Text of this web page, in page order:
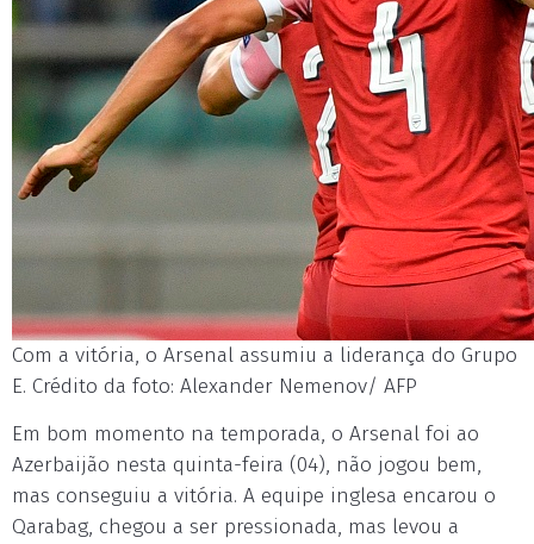
Com a vitória, o Arsenal assumiu a liderança do Grupo
E. Crédito da foto: Alexander Nemenov/ AFP
Em bom momento na temporada, o Arsenal foi ao
Azerbaijão nesta quinta-feira (04), não jogou bem,
mas conseguiu a vitória. A equipe inglesa encarou o
Qarabag, chegou a ser pressionada, mas levou a